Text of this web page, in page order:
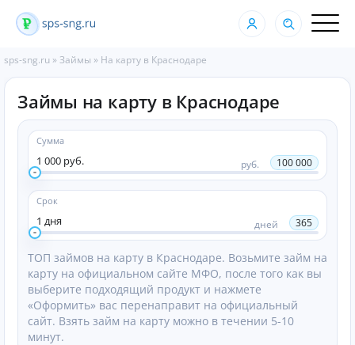
sps-sng.ru »Займы » На карту в Краснодаре
Займы на карту в Краснодаре
Сумма
1 000 руб. руб. 100 000
Срок
1 дня дней 365
ТОП займов на карту в Краснодаре. Возьмите займ на
карту на официальном сайте МФО, после того как вы
выберите подходящий продукт и нажмете
«Оформить» вас перенаправит на официальный
сайт. Взять займ на карту можно в течении 5-10
минут.